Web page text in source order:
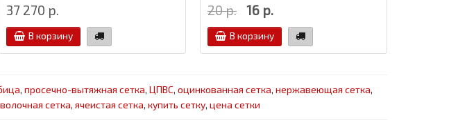
37 270 р.
В корзину
20 р. 16 р.
В корзину
, просечно-вытяжная сетка, ЦПВС, оцинкованная сетка, нержавеющая сетка,
сетка, ячеистая сетка, купить сетку, цена сетки